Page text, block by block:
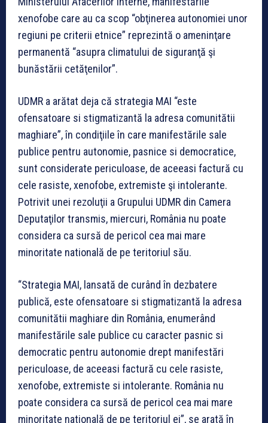
xenofobe care au ca scop “obţinerea autonomiei unor
regiuni pe criterii etnice” reprezintă o ameninţare
permanentă “asupra climatului de siguranţă şi
bunăstării cetăţenilor”.
UDMR a arătat deja că strategia MAI “este
ofensatoare si stigmatizantă la adresa comunitătii
maghiare”, în condiţiile în care manifestările sale
publice pentru autonomie, pasnice si democratice,
sunt considerate periculoase, de aceeasi factură cu
cele rasiste, xenofobe, extremiste şi intolerante.
Potrivit unei rezoluţii a Grupului UDMR din Camera
Deputaţilor transmis, miercuri, România nu poate
considera ca sursă de pericol cea mai mare
minoritate natională de pe teritoriul său.
“Strategia MAI, lansată de curând în dezbatere
publică, este ofensatoare si stigmatizantă la adresa
comunitătii maghiare din România, enumerând
manifestările sale publice cu caracter pasnic si
democratic pentru autonomie drept manifestări
periculoase, de aceeasi factură cu cele rasiste,
xenofobe, extremiste si intolerante. România nu
poate considera ca sursă de pericol cea mai mare
minoritate natională de pe teritoriul ei”, se arată în